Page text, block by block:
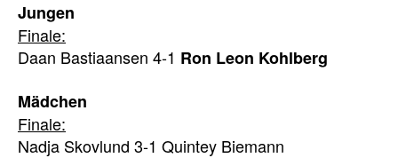
Jungen
Finale:
Daan Bastiaansen 4-1 Ron Leon Kohlberg
Mädchen
Finale:
Nadja Skovlund 3-1 Quintey Biemann